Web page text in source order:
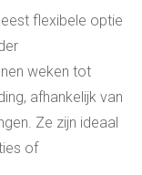
flexibele optie
weken tot
afhankelijk van
Ze zijn ideaal
of